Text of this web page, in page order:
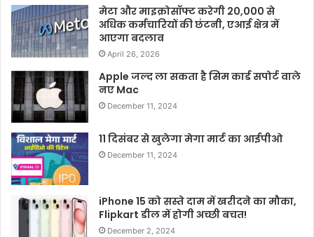
मेटा और माइक्रोसॉफ्ट करेगी 20,000 से
अधिक कर्मचारियों की छंटनी, एआई क्षेत्र में
आएगा बदलाव
April 26, 2026
Apple जल्द ला सकता है सिम कार्ड सपोर्ट वाले
नए Mac
December 11, 2024
11 दिसंबर से खुलेगा मेगा मार्ट का आईपीओ
December 11, 2024
iPhone 15 को सस्ते दाम में खरीदने का मौका,
Flipkart डील में होगी अच्छी बचत!
December 2, 2024